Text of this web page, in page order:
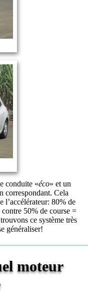
conduite «éco» et un
correspondant. Cela
l’accélérateur: 80% de
50% de course =
ce système très
généraliser!
moteur